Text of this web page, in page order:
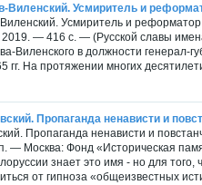
Усмиритель и
Усмиритель и реформатор
— 416 с. — (Русской славы
Виленского в должности генерал-
гг. На протяжении многих
Пропаганда ненависти и
Пропаганда ненависти и
— Москва: Фонд «Историческая
знает это имя - но для того,
от гипноза «общеизвестных